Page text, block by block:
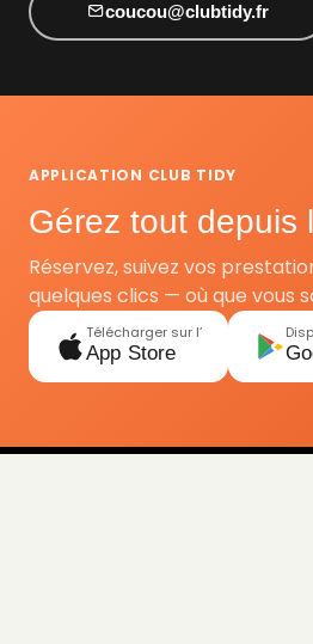
coucou@clubtidy.fr
APPLICATION CLUB TIDY
Gérez tout depuis
Réservez, suivez vos
quelques clics — où que vous
Télécharger sur l’
App Store